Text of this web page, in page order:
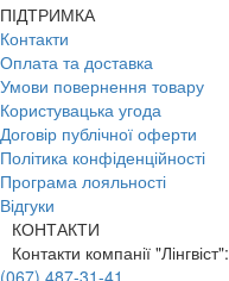
ПІДТРИМКА
Контакти
Оплата та доставка
Умови повернення товару
Користувацька угода
Договір публічної оферти
Політика конфіденційності
Програма лояльності
Відгуки
КОНТАКТИ
Контакти компанії "Лінгвіст":
(067) 487-31-41